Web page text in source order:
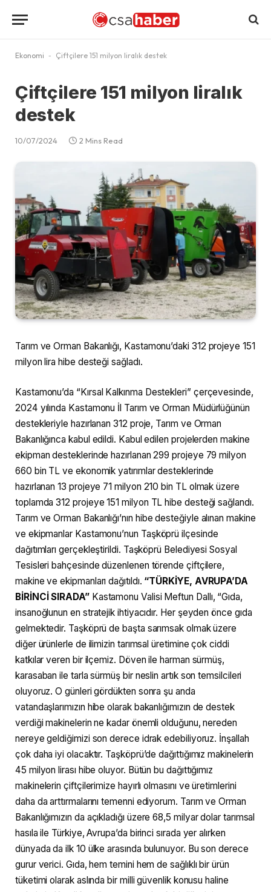
Ekonomi - Çiftçilere 151 milyon liralık destek
Çiftçilere 151 milyon liralık
destek
10/07/2024 2 Mins Read
Tarım ve Orman Bakanlığı, Kastamonu’daki 312 projeye 151
milyon lira hibe desteği sağladı.
Kastamonu’da “Kırsal Kalkınma Destekleri” çerçevesinde,
2024 yılında Kastamonu İl Tarım ve Orman Müdürlüğünün
destekleriyle hazırlanan 312 proje, Tarım ve Orman
Bakanlığınca kabul edildi. Kabul edilen projelerden makine
ekipman desteklerinde hazırlanan 299 projeye 79 milyon
660 bin TL ve ekonomik yatırımlar desteklerinde
hazırlanan 13 projeye 71 milyon 210 bin TL olmak üzere
toplamda 312 projeye 151 milyon TL hibe desteği sağlandı.
Tarım ve Orman Bakanlığı’nın hibe desteğiyle alınan makine
ve ekipmanlar Kastamonu’nun Taşköprü ilçesinde
dağıtımları gerçekleştirildi. Taşköprü Belediyesi Sosyal
Tesisleri bahçesinde düzenlenen törende çiftçilere,
makine ve ekipmanları dağıtıldı. “TÜRKİYE, AVRUPA’DA
BİRİNCİ SIRADA”Kastamonu Valisi Meftun Dallı, “Gıda,
insanoğlunun en stratejik ihtiyacıdır. Her şeyden önce gıda
gelmektedir. Taşköprü de başta sarımsak olmak üzere
diğer ürünlerle de ilimizin tarımsal üretimine çok ciddi
katkılar veren bir ilçemiz. Döven ile harman sürmüş,
karasaban ile tarla sürmüş bir neslin artık son temsilcileri
oluyoruz. O günleri gördükten sonra şu anda
vatandaşlarımızın hibe olarak bakanlığımızın de destek
verdiği makinelerin ne kadar önemli olduğunu, nereden
nereye geldiğimizi son derece idrak edebiliyoruz. İnşallah
çok daha iyi olacaktır. Taşköprü’de dağıttığımız makinelerin
45 milyon lirası hibe oluyor. Bütün bu dağıttığımız
makinelerin çiftçilerimize hayırlı olmasını ve üretimlerini
daha da arttırmalarını temenni ediyorum. Tarım ve Orman
Bakanlığımızın da açıkladığı üzere 68,5 milyar dolar tarımsal
hasıla ile Türkiye, Avrupa’da birinci sırada yer alırken
dünyada da ilk 10 ülke arasında bulunuyor. Bu son derece
gurur verici. Gıda, hem temini hem de sağlıklı bir ürün
tüketimi olarak aslında bir milli güvenlik konusu haline